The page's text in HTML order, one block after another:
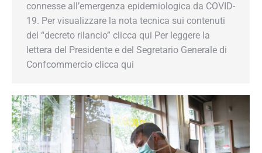
connesse all’emergenza epidemiologica da COVID-
19. Per visualizzare la nota tecnica sui contenuti
del “decreto rilancio” clicca qui Per leggere la
lettera del Presidente e del Segretario Generale di
Confcommercio clicca qui